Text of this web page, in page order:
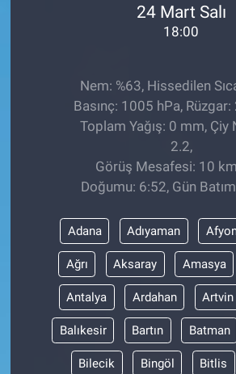
24 Mart Salı
18:00
Nem: %63, Hissedilen
Basınç: 1005 hPa,
Toplam Yağış: 0 mm, Çiy
2.2,
Görüş Mesafesi: 10
Doğumu: 6:52, Gün
Adana Adıyaman
Ağrı Aksaray Amasya
Antalya Ardahan Artvin
Balıkesir Bartın Batman
Bilecik Bingöl Bitlis